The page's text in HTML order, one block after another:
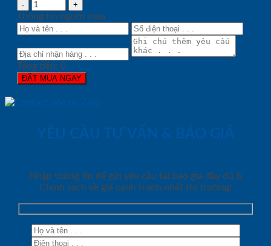
Thông tin người mua
Tổng tiền: 0
ĐẶT MUA NGAY
YÊU CẦU TƯ VẤN & BÁO GIÁ
Nhập thông tin để gửi yêu cầu tải báo giá đầy đủ &
Chính sách về giá cạnh tranh nhất thị trường!